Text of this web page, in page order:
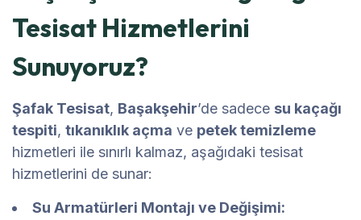
Tesisat Hizmetlerini
Sunuyoruz?
Şafak Tesisat, Başakşehir’de sadece su kaçağı
tespiti, tıkanıklık açma ve petek temizleme
hizmetleri ile sınırlı kalmaz, aşağıdaki tesisat
hizmetlerini de sunar:
Su Armatürleri Montajı ve Değişimi: